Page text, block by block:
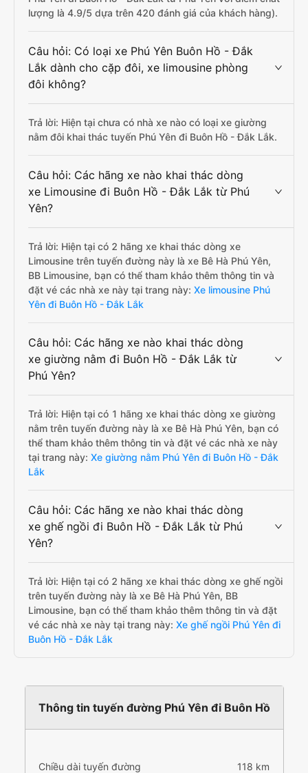
lượng là 4.9/5 dựa trên 420 đánh giá của khách hàng).
Câu hỏi: Có loại xe Phú Yên Buôn Hồ - Đắk
Lắk dành cho cặp đôi, xe limousine phòng
đôi không?
Trả lời: Hiện tại chưa có nhà xe nào có loại xe giường
nằm đôi khai thác tuyến Phú Yên đi Buôn Hồ - Đắk Lắk.
Câu hỏi: Các hãng xe nào khai thác dòng
xe Limousine đi Buôn Hồ - Đắk Lắk từ Phú
Yên?
Trả lời: Hiện tại có 2 hãng xe khai thác dòng xe
Limousine trên tuyến đường này là xe Bê Hà Phú Yên,
BB Limousine, bạn có thể tham khảo thêm thông tin và
đặt vé các nhà xe này tại trang này: Xe limousine Phú
Yên đi Buôn Hồ - Đắk Lắk
Câu hỏi: Các hãng xe nào khai thác dòng
xe giường nằm đi Buôn Hồ - Đắk Lắk từ
Phú Yên?
Trả lời: Hiện tại có 1 hãng xe khai thác dòng xe giường
nằm trên tuyến đường này là xe Bê Hà Phú Yên, bạn có
thể tham khảo thêm thông tin và đặt vé các nhà xe này
tại trang này: Xe giường nằm Phú Yên đi Buôn Hồ - Đắk
Lắk
Câu hỏi: Các hãng xe nào khai thác dòng
xe ghế ngồi đi Buôn Hồ - Đắk Lắk từ Phú
Yên?
Trả lời: Hiện tại có 2 hãng xe khai thác dòng xe ghế ngồi
trên tuyến đường này là xe Bê Hà Phú Yên, BB
Limousine, bạn có thể tham khảo thêm thông tin và đặt
vé các nhà xe này tại trang này: Xe ghế ngồi Phú Yên đi
Buôn Hồ - Đắk Lắk
Thông tin tuyến đường Phú Yên đi Buôn Hồ
Chiều dài tuyến đường 118 km